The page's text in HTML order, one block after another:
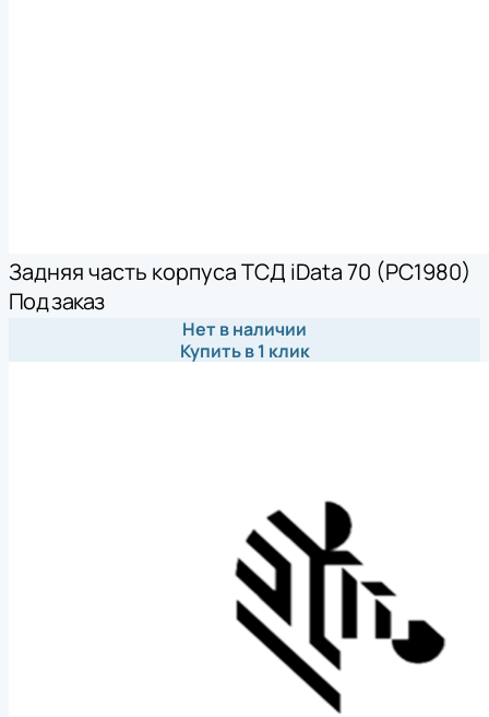
Задняя часть корпуса ТСД iData 70 (PC1980)
Под заказ
Нет в наличии
Купить в 1 клик